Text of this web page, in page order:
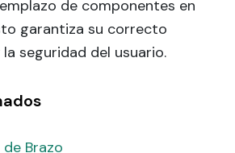
de componentes en
garantiza su correcto
seguridad del usuario.
Brazo